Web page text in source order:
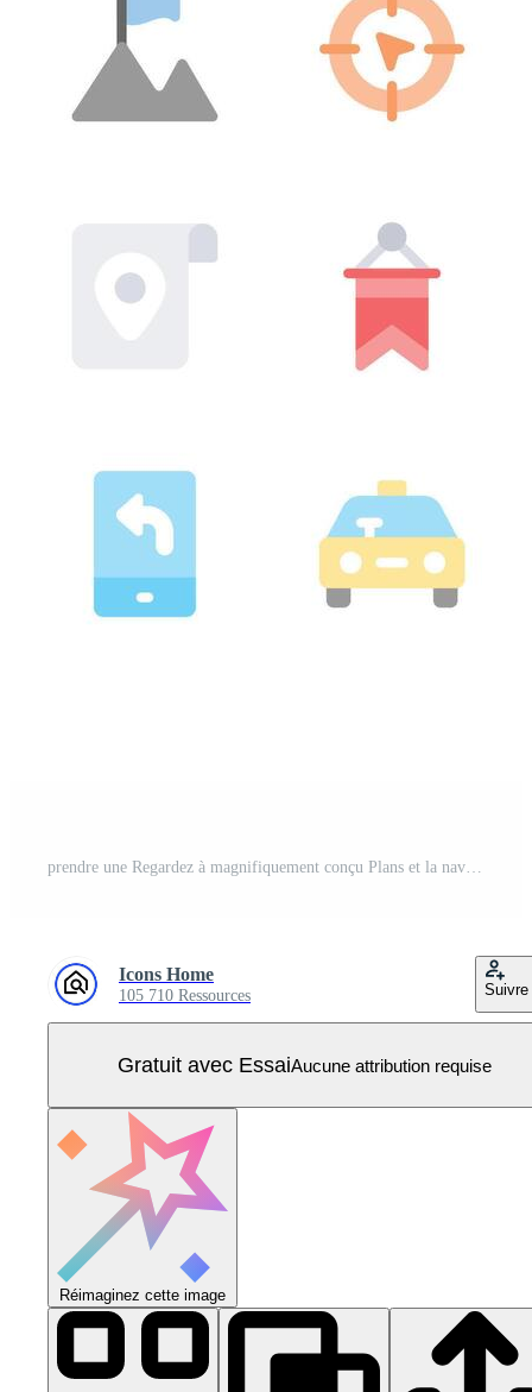
prendre une Regardez à magnifiquement conçu Plans et la navigation Icônes ensemble Vecteur Pro
Icons Home
105 710 Ressources Suivre
Gratuit avec EssaiAucune attribution requise
Réimaginez cette image